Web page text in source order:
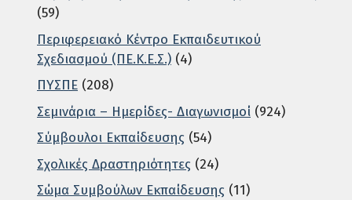
(59)
Περιφερειακό Κέντρο Εκπαιδευτικού
Σχεδιασμού (ΠΕ.Κ.Ε.Σ.) (4)
ΠΥΣΠΕ (208)
Σεμινάρια – Ημερίδες- Διαγωνισμοί (924)
Σύμβουλοι Εκπαίδευσης (54)
Σχολικές Δραστηριότητες (24)
Σώμα Συμβούλων Εκπαίδευσης (11)